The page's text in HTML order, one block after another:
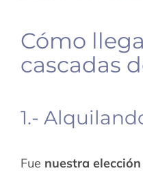
Cómo
cascadas
1.-
Fue nuestra elección